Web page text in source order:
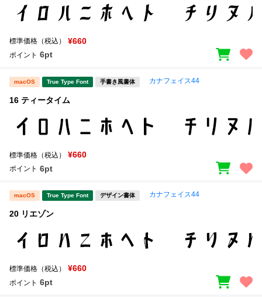
リセット
標準価格（税込） ¥660
ポイント 6pt
macOS True Type Font 手書き風書体 カナフェイス44
16 ティータイム
標準価格（税込） ¥660
ポイント 6pt
macOS True Type Font デザイン書体 カナフェイス44
20 リエゾン
標準価格（税込） ¥660
ポイント 6pt